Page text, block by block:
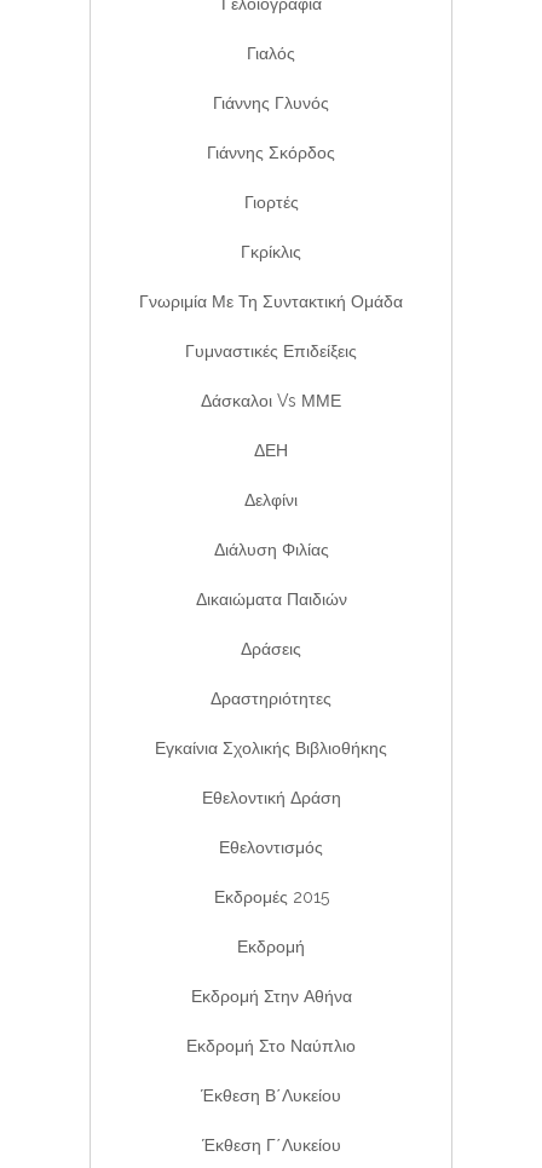
Γιαλός
Γιάννης Γλυνός
Γιάννης Σκόρδος
Γιορτές
Γκρίκλις
Γνωριμία Με Τη Συντακτική Ομάδα
Γυμναστικές Επιδείξεις
Δάσκαλοι Vs ΜΜΕ
ΔΕΗ
Δελφίνι
Διάλυση Φιλίας
Δικαιώματα Παιδιών
Δράσεις
Δραστηριότητες
Εγκαίνια Σχολικής Βιβλιοθήκης
Εθελοντική Δράση
Εθελοντισμός
Εκδρομές 2015
Εκδρομή
Εκδρομή Στην Αθήνα
Εκδρομή Στο Ναύπλιο
Έκθεση Β΄λυκείου
Έκθεση Γ΄λυκείου